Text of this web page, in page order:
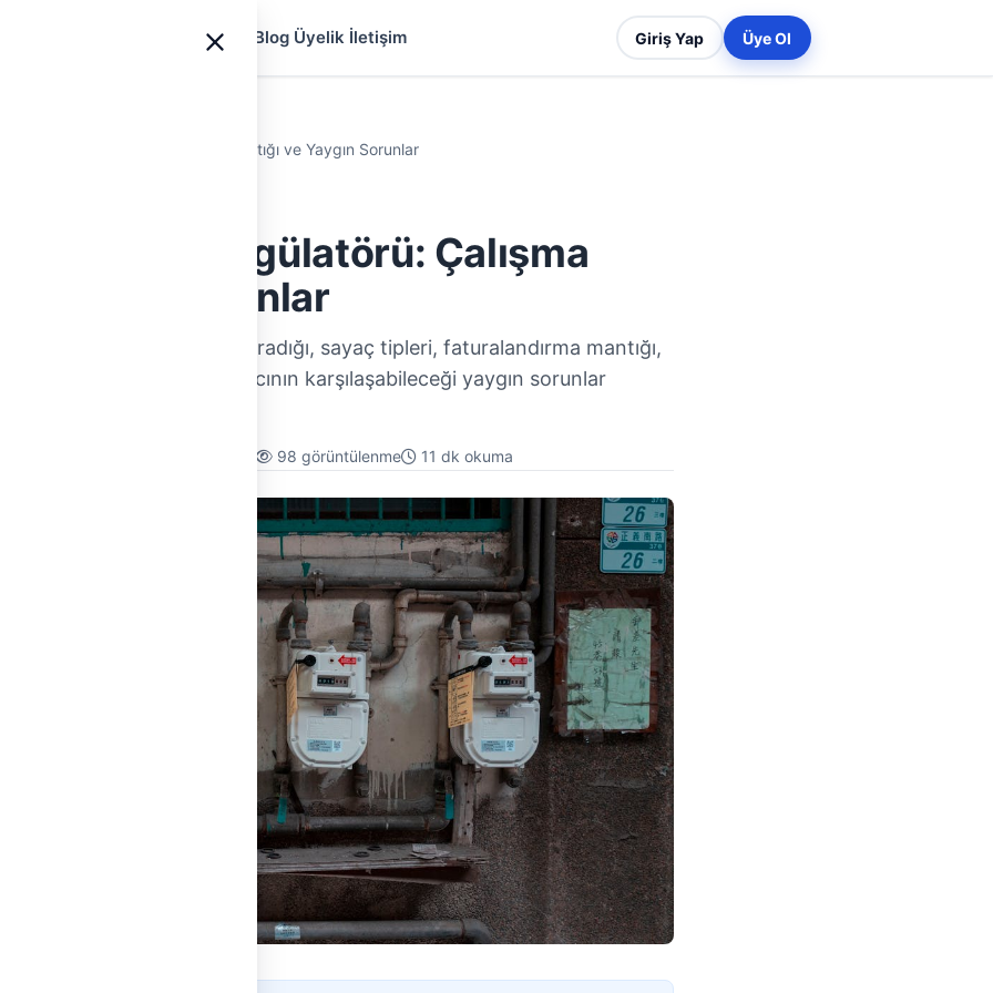
Rehberler Blog Üyelik İletişim Giriş Yap Üye Ol
Sayacı ve Regülatörü: Çalışma Mantığı ve Yaygın Sorunlar
ve Regülatörü: Çalışma
Yaygın Sorunlar
ve regülatörünün ne işe yaradığı, sayaç tipleri, faturalandırma mantığı,
dengelediği ve kullanıcının karşılaşabileceği yaygın sorunlar
98 görüntülenme 11 dk okuma